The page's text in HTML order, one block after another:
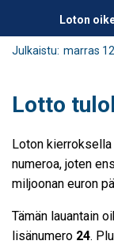
Loton
Julkaistu: marras
Lotto
Loton
numeroa, joten
miljoonan euron
Tämän lauantain
lisänumero 24.